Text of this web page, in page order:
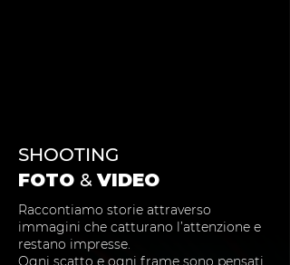
SHOOTING
FOTO &VIDEO
Raccontiamo storie attraverso
immagini che catturano l’attenzione e
restano impresse.
Ogni scatto e ogni frame sono pensati